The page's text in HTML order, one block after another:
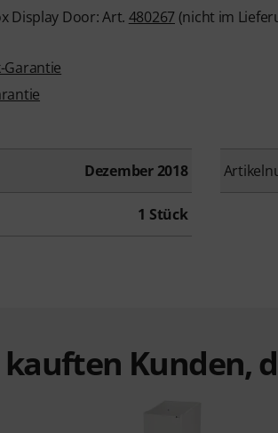
Display Door: Art. 480267 (nicht im
Garantie
Dezember 2018
1 Stück
kauften Kunden,